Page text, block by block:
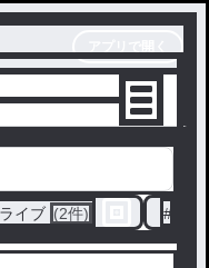
イブ (2件) #